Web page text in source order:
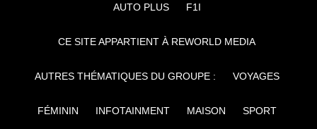
AUTO PLUS F1I
CE SITE APPARTIENT À REWORLD MEDIA
AUTRES THÉMATIQUES DU GROUPE : VOYAGES
FÉMININ INFOTAINMENT MAISON SPORT